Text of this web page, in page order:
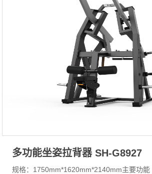
多功能坐姿拉背器 SH-G8927
规格：1750mm*1620mm*2140mm主要功能